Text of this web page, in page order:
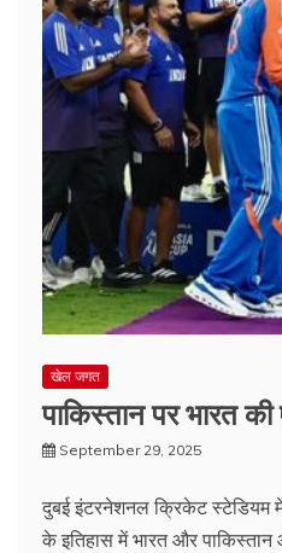
खेल जगत
पाकिस्तान पर भारत
September 29, 2025
दुबई इंटरनेशनल क्रिकेट स्टेडियम
के इतिहास में भारत और